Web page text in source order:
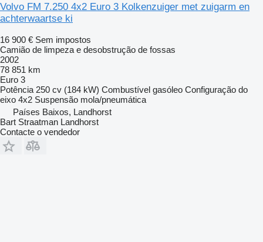
Volvo FM 7.250 4x2 Euro 3 Kolkenzuiger met zuigarm en
achterwaartse ki
16 900 € Sem impostos
Camião de limpeza e desobstrução de fossas
2002
78 851 km
Euro 3
Potência 250 cv (184 kW) Combustível gasóleo Configuração do
eixo 4x2 Suspensão mola/pneumática
Países Baixos, Landhorst
Bart Straatman Landhorst
Contacte o vendedor